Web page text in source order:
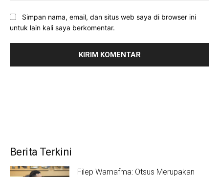
Simpan nama, email, dan situs web saya di browser ini
untuk lain kali saya berkomentar.
Berita Terkini
Filep Wamafma: Otsus Merupakan